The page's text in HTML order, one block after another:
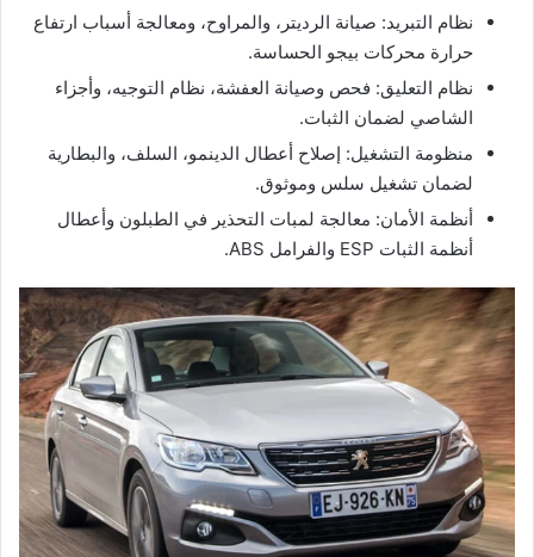
نظام التبريد: صيانة الرديتر، والمراوح، ومعالجة أسباب ارتفاع
حرارة محركات بيجو الحساسة.
نظام التعليق: فحص وصيانة العفشة، نظام التوجيه، وأجزاء
الشاصي لضمان الثبات.
منظومة التشغيل: إصلاح أعطال الدينمو، السلف، والبطارية
لضمان تشغيل سلس وموثوق.
أنظمة الأمان: معالجة لمبات التحذير في الطبلون وأعطال
أنظمة الثبات ESP والفرامل ABS.